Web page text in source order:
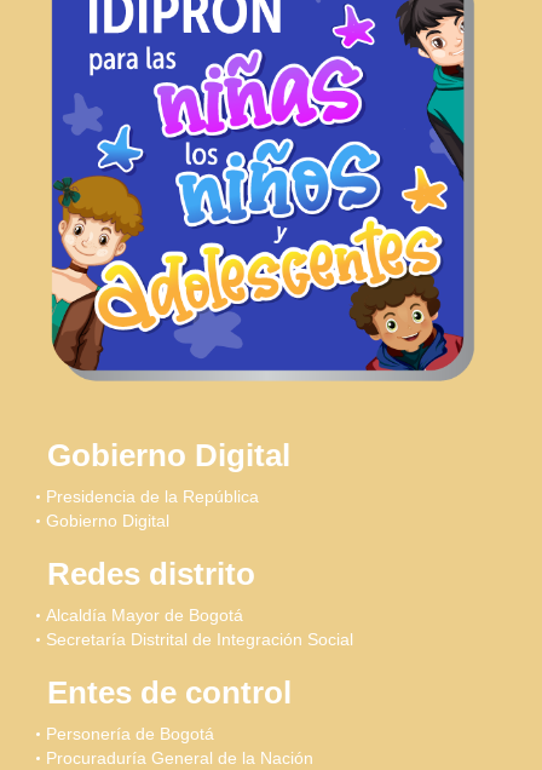
Gobierno Digital
Presidencia de la República
Gobierno Digital
Redes distrito
Alcaldía Mayor de Bogotá
Secretaría Distrital de Integración Social
Entes de control
Personería de Bogotá
Procuraduría General de la Nación